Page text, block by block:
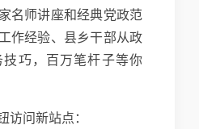
名师讲座和经典党政范
作经验、县乡干部从政
巧，百万笔杆子等你
问新站点：